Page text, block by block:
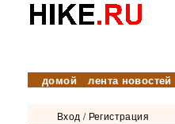
домой лента новостей
Вход / Регистрация